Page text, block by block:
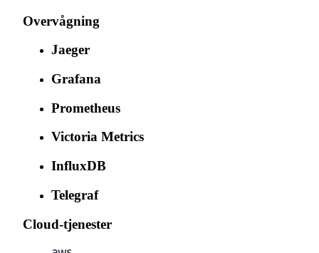
Overvågning
Jaeger
Grafana
Prometheus
Victoria Metrics
InfluxDB
Telegraf
Cloud-tjenester